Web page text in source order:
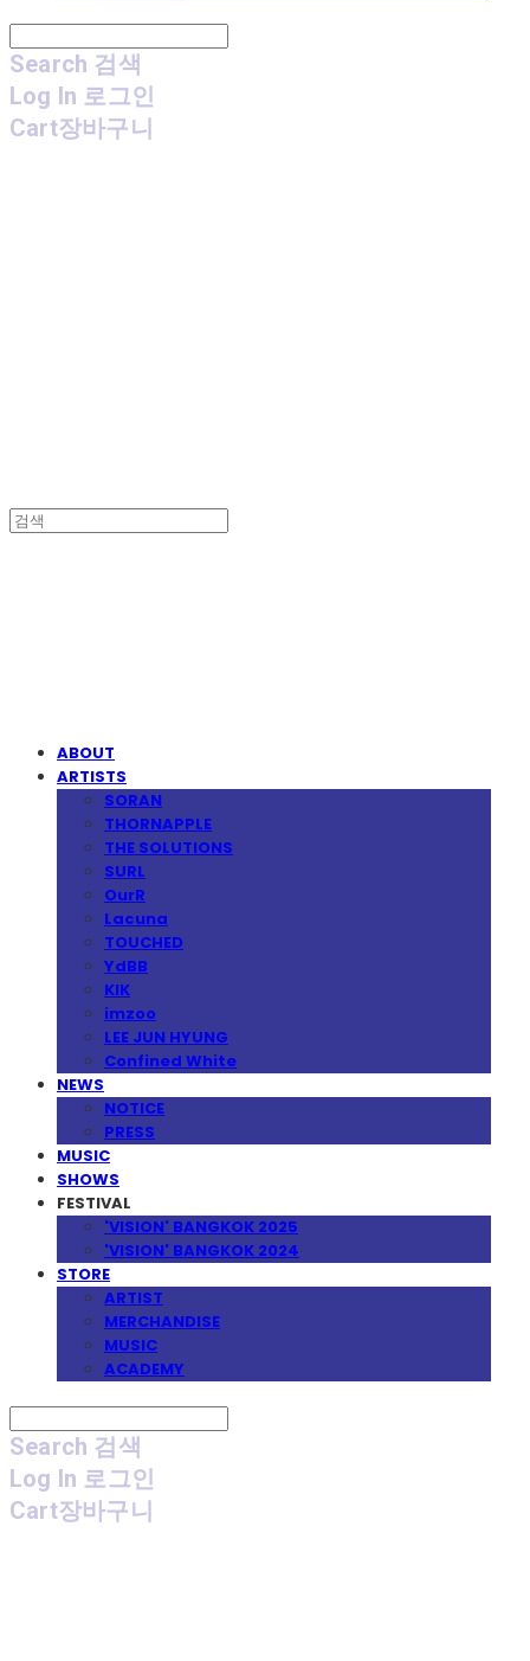
Search 검색
Log In 로그인
Cart장바구니
ABOUT
ARTISTS
SORAN
THORNAPPLE
THE SOLUTIONS
SURL
OurR
Lacuna
TOUCHED
YdBB
KIK
imzoo
LEE JUN HYUNG
Confined White
NEWS
NOTICE
PRESS
MUSIC
SHOWS
FESTIVAL
'VISION' BANGKOK 2025
'VISION' BANGKOK 2024
STORE
ARTIST
MERCHANDISE
MUSIC
ACADEMY
Search 검색
Log In 로그인
Cart장바구니